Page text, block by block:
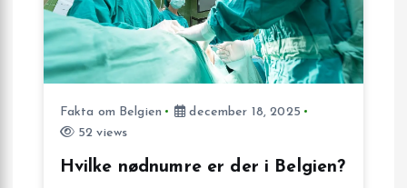
a
v
Fakta om Belgien
december 18, 2025
52 views
Hvilke nødnumre er der i Belgien?